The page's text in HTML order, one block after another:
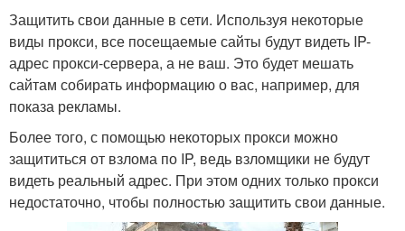
Защитить свои данные в сети. Используя некоторые
виды прокси, все посещаемые сайты будут видеть IP-
адрес прокси-сервера, а не ваш. Это будет мешать
сайтам собирать информацию о вас, например, для
показа рекламы.
Более того, с помощью некоторых прокси можно
защититься от взлома по IP, ведь взломщики не будут
видеть реальный адрес. При этом одних только прокси
недостаточно, чтобы полностью защитить свои данные.